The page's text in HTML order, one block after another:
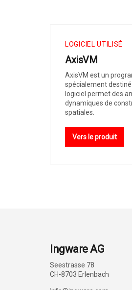
LOGICIEL UTILISÉ
AxisVM
AxisVM est un
spécialement destiné
logiciel permet des
dynamiques de
spatiales.
Vers le produit
Ingware AG
Seestrasse 78
CH-8703 Erlenbach